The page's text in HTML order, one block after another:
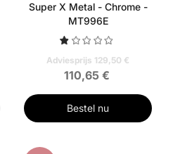
Super X Metal - Chrome -
MT996E
Adviesprijs 129,50 €
110,65 €
Bestel nu